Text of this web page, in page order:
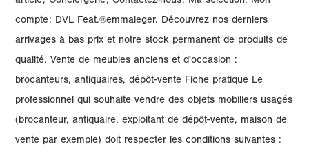
compte; DVL Feat.@emmaleger. Découvrez nos derniers
arrivages à bas prix et notre stock permanent de produits de
qualité. Vente de meubles anciens et d'occasion :
brocanteurs, antiquaires, dépôt-vente Fiche pratique Le
professionnel qui souhaite vendre des objets mobiliers usagés
(brocanteur, antiquaire, exploitant de dépôt-vente, maison de
vente par exemple) doit respecter les conditions suivantes :